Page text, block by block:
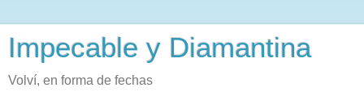
Impecable y Diamantina
Volví, en forma de fechas